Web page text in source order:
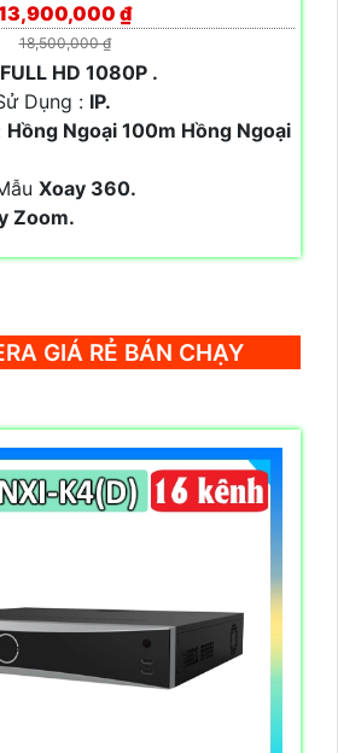
₫
18,500,000 ₫
FULL HD 1080P .
Dụng : IP.
Hồng Ngoại 100m Hồng Ngoại
Xoay 360.
Zoom.
GIÁ RẺ BÁN CHẠY